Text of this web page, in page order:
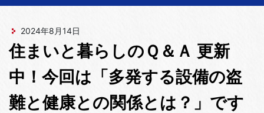
2024年8月14日
住まいと暮らしのＱ＆Ａ 更新
中！今回は「多発する設備の盗
難と健康との関係とは？」です